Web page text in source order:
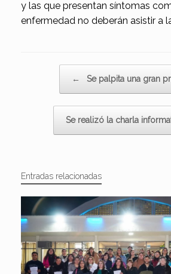
y las que presentan síntomas
enfermedad no deberán asistir a
← Se palpita una gran
Se realizó la charla
Entradas relacionadas